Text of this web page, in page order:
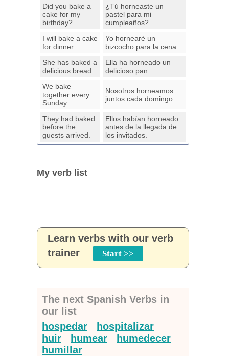
Did you bake a
cake for my
birthday?
¿Tú horneaste un
pastel para mi
cumpleaños?
I will bake a cake
for dinner.
Yo hornearé un
bizcocho para la cena.
She has baked a
delicious bread.
Ella ha horneado un
delicioso pan.
We bake
together every
Sunday.
Nosotros horneamos
juntos cada domingo.
They had baked
before the
guests arrived.
Ellos habían horneado
antes de la llegada de
los invitados.
My verb list
Learn verbs with our verb
trainer
The next Spanish Verbs in
our list
hospedar
hospitalizar
huir
humear
humedecer
humillar